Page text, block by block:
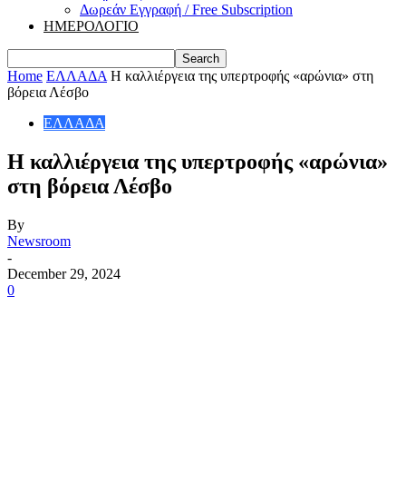
Δωρεάν Εγγραφή / Free Subscription
ΗΜΕΡΟΛΟΓΙΟ
Home ΕΛΛΑΔΑ Η καλλιέργεια της υπερτροφής «αρώνια» στη
βόρεια Λέσβο
ΕΛΛΑΔΑ
Η καλλιέργεια της υπερτροφής «αρώνια»
στη βόρεια Λέσβο
By
Newsroom
-
December 29, 2024
0